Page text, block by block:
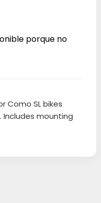
porque no
Como SL bikes
Includes mounting